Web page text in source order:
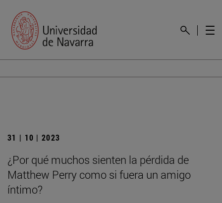
31 | 10 | 2023
¿Por qué muchos sienten la pérdida de
Matthew Perry como si fuera un amigo
íntimo?